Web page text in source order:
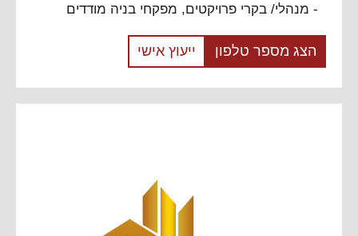
- מנהלי/ בקרי פרויקטים, מפקחי בניה מודדים
הצג מספר טלפון ייעוץ אישי